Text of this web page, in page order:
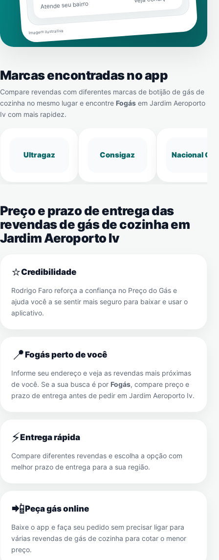
Atende seu bairro
Imagem ilustrativa
Marcas encontradas no app
Compare revendas com diferentes marcas de botijão de gás de
cozinha no mesmo lugar e encontre Fogás em Jardim Aeroporto
Iv com mais rapidez.
Ultragaz Consigaz Nacional Gás
Preço e prazo de entrega das
revendas de gás de cozinha em
Jardim Aeroporto Iv
⭐Credibilidade
Rodrigo Faro reforça a confiança no Preço do Gás e
ajuda você a se sentir mais seguro para baixar e usar o
aplicativo.
📍Fogás perto de você
Informe seu endereço e veja as revendas mais próximas
de você. Se a sua busca é por Fogás, compare preço e
prazo de entrega antes de pedir em Jardim Aeroporto Iv.
⚡Entrega rápida
Compare diferentes revendas e escolha a opção com
melhor prazo de entrega para a sua região.
📲Peça gás online
Baixe o app e faça seu pedido sem precisar ligar para
várias revendas de gás de cozinha para cotar o menor
preço.